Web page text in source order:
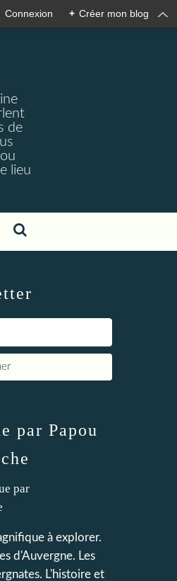
Connexion + Créer mon blog
de
lieu
par Papou
à explorer.
d'Auvergne. Les
L'histoire et